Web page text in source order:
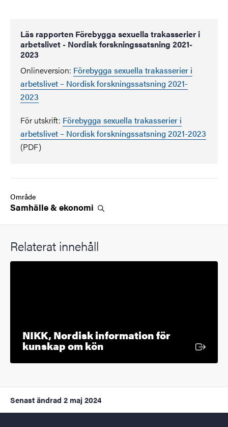
Läs rapporten Förebygga sexuella trakasserier i
arbetslivet - Nordisk forskningssatsning 2021-
2023
Onlineversion: Förebygga sexuella trakasserier i
arbetslivet – Nordisk forskningssatsning 2021-
2023
För utskrift: Förebygga sexuella trakasserier i
arbetslivet – Nordisk forskningssatsning 2021-2023
(PDF)
Område
Samhälle &ekonomi
Relaterat innehåll
NIKK, Nordisk information för
kunskap om kön
Senast ändrad 2 maj 2024